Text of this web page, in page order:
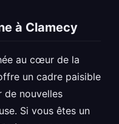
à Clamecy
au cœur de la
un cadre paisible
de nouvelles
Si vous êtes un